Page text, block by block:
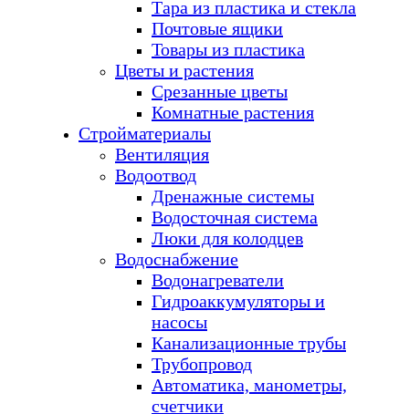
Тара из пластика и стекла
Почтовые ящики
Товары из пластика
Цветы и растения
Срезанные цветы
Комнатные растения
Стройматериалы
Вентиляция
Водоотвод
Дренажные системы
Водосточная система
Люки для колодцев
Водоснабжение
Водонагреватели
Гидроаккумуляторы и
насосы
Канализационные трубы
Трубопровод
Автоматика, манометры,
счетчики